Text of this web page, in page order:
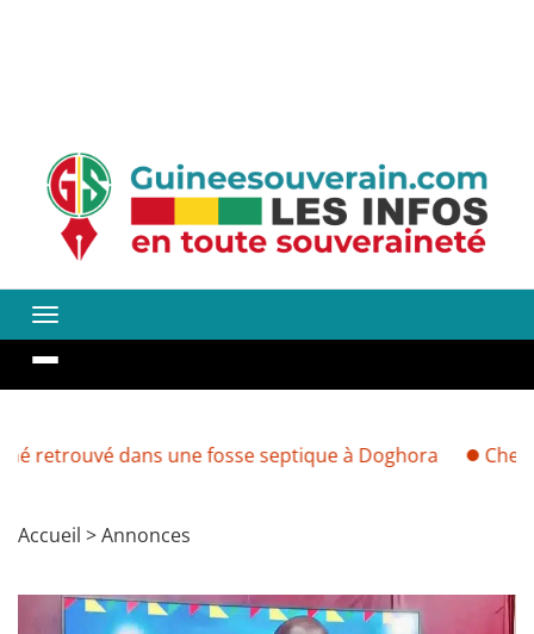
dans une fosse septique à Doghora Cherté des
Accueil >Annonces